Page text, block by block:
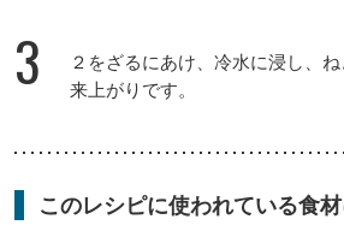
3
２をざるにあけ、冷水に浸し、
来上がりです。
このレシピに使われている食